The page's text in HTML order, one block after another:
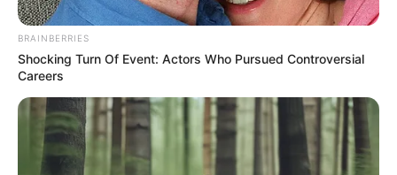
દુનિયાની સૌથી શક્તિશાળી વસ્તુ વિશે આજે જ જાણી
લો…
જલદી તેણે પોતાના ખિસ્સામાં રૂમાલ રાખ્યો, તે જ
સમયે ઇન્ટરવ્યુ બોર્ડના અધ્યક્ષએ આંગળી વડે ઇશારો
કરીને કહ્યું – What Is ‘That’
BRAINBERRIES
Shocking Turn Of Event: Actors Who Pursued Controversial
Careers